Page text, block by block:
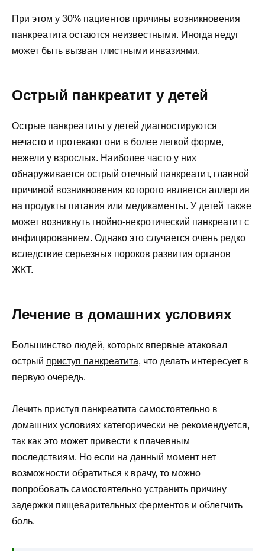
При этом у 30% пациентов причины возникновения
панкреатита остаются неизвестными. Иногда недуг
может быть вызван глистными инвазиями.
Острый панкреатит у детей
Острые панкреатиты у детей диагностируются
нечасто и протекают они в более легкой форме,
нежели у взрослых. Наиболее часто у них
обнаруживается острый отечный панкреатит, главной
причиной возникновения которого является аллергия
на продукты питания или медикаменты. У детей также
может возникнуть гнойно-некротический панкреатит с
инфицированием. Однако это случается очень редко
вследствие серьезных пороков развития органов
ЖКТ.
Лечение в домашних условиях
Большинство людей, которых впервые атаковал
острый приступ панкреатита, что делать интересует в
первую очередь.
Лечить приступ панкреатита самостоятельно в
домашних условиях категорически не рекомендуется,
так как это может привести к плачевным
последствиям. Но если на данный момент нет
возможности обратиться к врачу, то можно
попробовать самостоятельно устранить причину
задержки пищеварительных ферментов и облегчить
боль.